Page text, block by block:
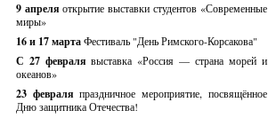
9 апреляоткрытие выставки студентов «Современные
миры»
16 и 17 мартаФестиваль "День Римского-Корсакова"
С 27 февралявыставка «Россия — страна морей и
океанов»
23 февраляпраздничное мероприятие, посвящённое
Дню защитника Отечества!